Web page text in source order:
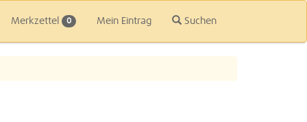
Merkzettel 0 Mein Eintrag Suchen